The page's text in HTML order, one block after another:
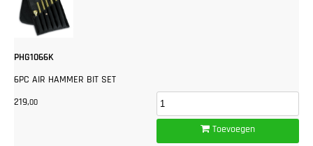
PHG1066K
6PC AIR HAMMER BIT SET
219,00
Toevoegen